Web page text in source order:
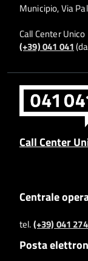
Municipio, Via
Call Center Unico
(+39) 041 041
Call Center
Centrale
tel.(+39) 041
Posta